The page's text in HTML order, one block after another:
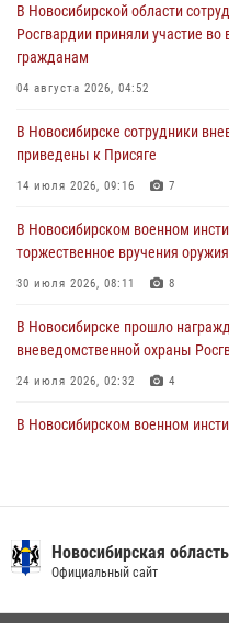
29 июля 2026, 05:19
В Новосибирске сотрудниками
Росгвардии задержан
В Новосибирске
Росгвардии провели занятия
В Новосибирске
– жертв войны в Донбассе
В Новосибирской области
Росгвардии приняли участие
гражданам
04 августа 2026, 04:52
В Новосибирске сотрудники
приведены к Присяге
14 июля 2026, 09:16 7
В Новосибирском военном
торжественное вручения
30 июля 2026, 08:11 8
В Новосибирске прошло
вневедомственной охраны
24 июля 2026, 02:32 4
В Новосибирском военном
зачинщиков уличной драки
17 июля 2026, 07:24
Новосибирская область
Официальный сайт